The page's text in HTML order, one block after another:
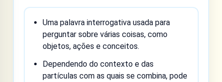
Uma palavra interrogativa usada para
perguntar sobre várias coisas, como
objetos, ações e conceitos.
Dependendo do contexto e das
partículas com as quais se combina, pode